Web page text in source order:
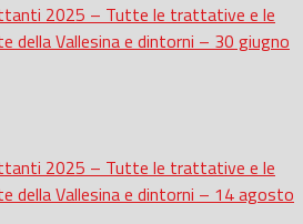
2025 – Tutte le trattative e le
della Vallesina e dintorni – 30 giugno
2025 – Tutte le trattative e le
della Vallesina e dintorni – 14 agosto